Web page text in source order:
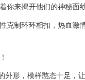
你来揭开他们的神秘面
克制环环相扣，热血激
外形，模样憨态十足，